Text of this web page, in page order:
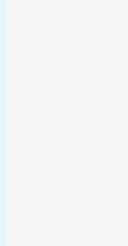
Cần bán
4,5m
3 600m giá